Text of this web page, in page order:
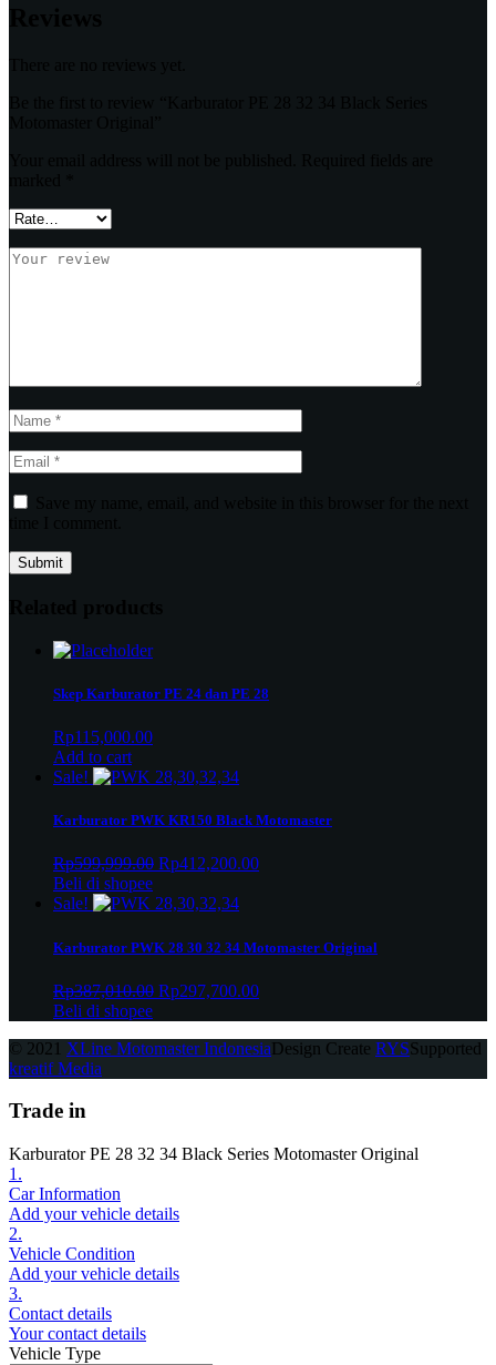
Skep Karburator PE 24 dan PE 28
Rp115,000.00
Add to cart
Sale!
Karburator PWK KR150 Black Motomaster
Rp599,999.00 Original
was:
Rp412,200.00Current
Beli di shopee
Sale!
Karburator PWK 28 30 32 34 Motomaster Original
Rp387,010.00 Original
Rp387,010.00.
Rp297,700.00Current
Rp297,700.00.
Beli di shopee
© 2021 XLine Motomaster IndonesiaDesign Create RYSSupported
kreatif Media
Trade in
Karburator PE 28 32 34 Black Series Motomaster Original
1.
Car Information
Add your vehicle details
2.
Vehicle Condition
Add your vehicle details
3.
Contact details
Your contact details
Vehicle Type